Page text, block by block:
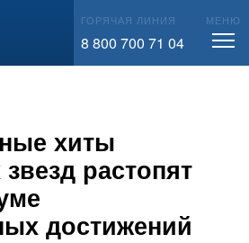
ГОРЯЧАЯ ЛИНИЯ
8 800 700 71 04
МЕНЮ
хиты
растопят
достижений